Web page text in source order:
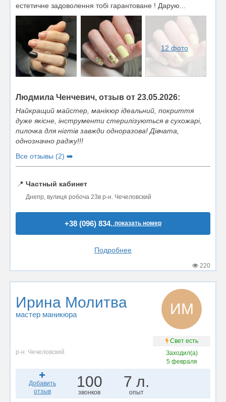
естетичне задоволення тобі гарантоване ! Дарую...
12 фото
Людмила Ченчевич, отзыв от 23.05.2026:
Найкращий майстер, манікюр ідеальний, покриття
дуже якісне, інструменти стерилізуються в сухожарі,
пилочка для нігтів завжди одноразова! Дівчата,
однозначно раджу!!!
Все отзывы (2) ➡️
📍 Частный кабинет
Днепр, вулиця робоча 23в р-н. Чечеловский
+38 (096) 834..показать номер
Подробнее
220
Ирина Молитва
мастер маникюра ИМ
Свет есть
р-н. Чечеловский
Заходил(а)
5 февраля
Добавить
отзыв
100
звонков
7 л.
опыт